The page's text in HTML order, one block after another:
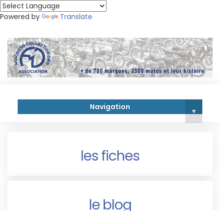
Powered by Translate
Navigation ▾
les fiches
le blog